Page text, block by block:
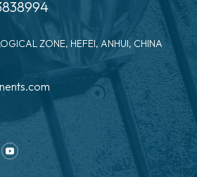
ZONE, HEFEI, ANHUI, CHINA